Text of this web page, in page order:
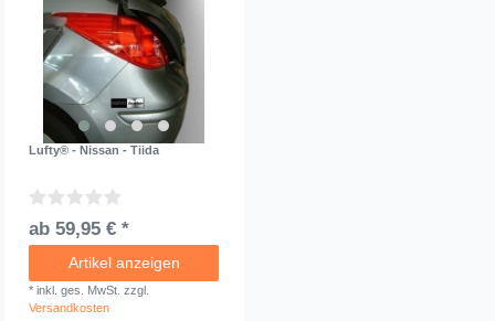
Lufty® - Nissan - Tiida
ab 59,95 € *
Artikel anzeigen
* inkl. ges. MwSt. zzgl.
Versandkosten